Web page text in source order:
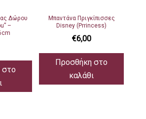
Δώρου
–
στο
Μπαντάνα Πριγκίπισσες
Disney (Prrincess)
€6,00
Προσθήκη στο
καλάθι